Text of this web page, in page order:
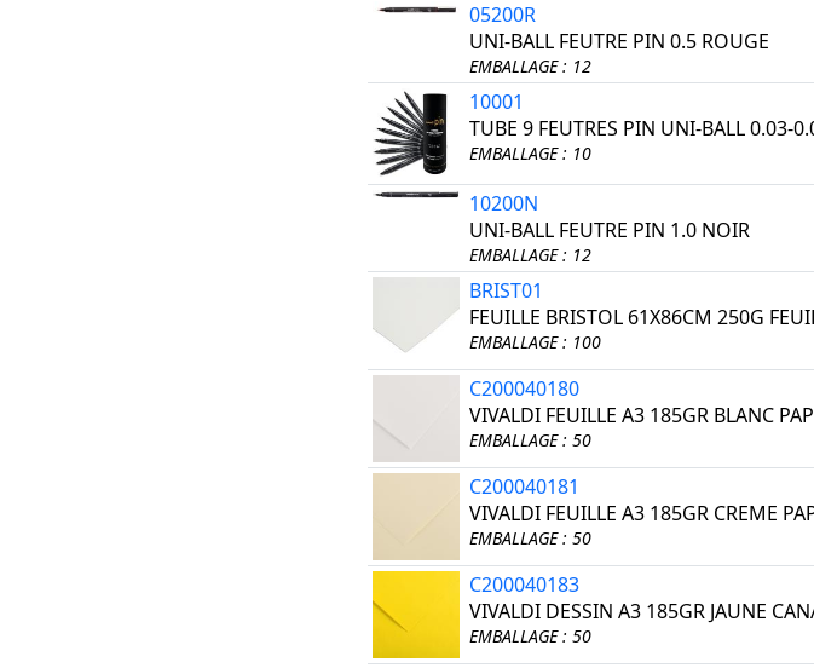
05200R
UNI-BALL FEUTRE PIN 0.5 ROUGE
EMBALLAGE : 12
10001
TUBE 9 FEUTRES PIN UNI-BALL 0.03-
EMBALLAGE : 10
10200N
UNI-BALL FEUTRE PIN 1.0 NOIR
EMBALLAGE : 12
BRIST01
FEUILLE BRISTOL 61X86CM 250G
EMBALLAGE : 100
C200040180
VIVALDI FEUILLE A3 185GR BLANC
EMBALLAGE : 50
C200040181
VIVALDI FEUILLE A3 185GR CREME
EMBALLAGE : 50
C200040183
VIVALDI DESSIN A3 185GR JAUNE
EMBALLAGE : 50